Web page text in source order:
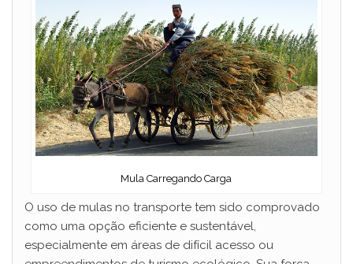
Mula Carregando Carga
O uso de mulas no transporte tem sido comprovado
como uma opção eficiente e sustentável,
especialmente em áreas de difícil acesso ou